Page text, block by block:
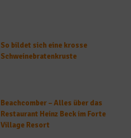
So bildet sich eine krosse
Schweinebratenkruste
Beachcomber – Alles über das
Restaurant Heinz Beck im Forte
Village Resort